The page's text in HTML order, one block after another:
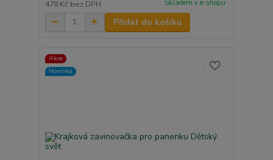
478 Kč bez DPH Skladem v e-shopu
Přidat do košíku
Akce
Novinka